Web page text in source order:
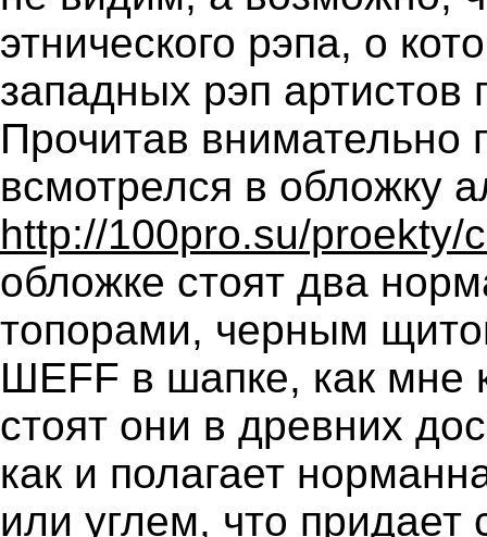
этнического рэпа, о
западных рэп артистов
Прочитав внимательно
всмотрелся в обложку
http://100pro.su/proekty/
обложке стоят два
топорами, черным
ШЕFF в шапке, как мне
стоят они в древних
как и полагает
или углем, что придает